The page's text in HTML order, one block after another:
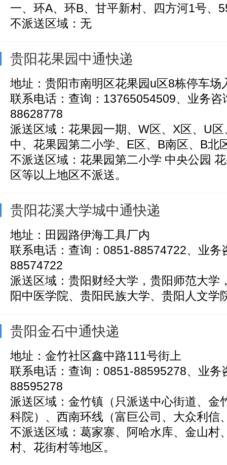
一、环A、环B、甘平新村、四方河1号、
不派送区域：无
贵阳花果园中通快递
地址：贵阳市南明区花果园u区8栋停车场
联系电话：查询：13765054509、业务咨
88628778
派送区域：花果园一期、W区、X区、U
中、花果园第二小学、E区、B南区、B北
不派送区域：花果园第二小学 中央公园
区等以上地区不派送。
贵阳花溪大学城中通快递
地址：田园路伊海工具厂内
联系电话：查询：0851-88574722、业务
88574722
派送区域：贵阳财经大学，贵阳师范大学
阳中医学院、贵阳民族大学、贵阳人文学
贵阳金石中通快递
地址：金竹社区鑫中路111号街上
联系电话：查询：0851-88595278、业务
88595278
派送区域：金竹镇（只派送中心街道、金
科院）、西南环线（富巨公司、大众利信
不派送区域：葛家寨、阿哈水库、金山村
村、花街村等地区。